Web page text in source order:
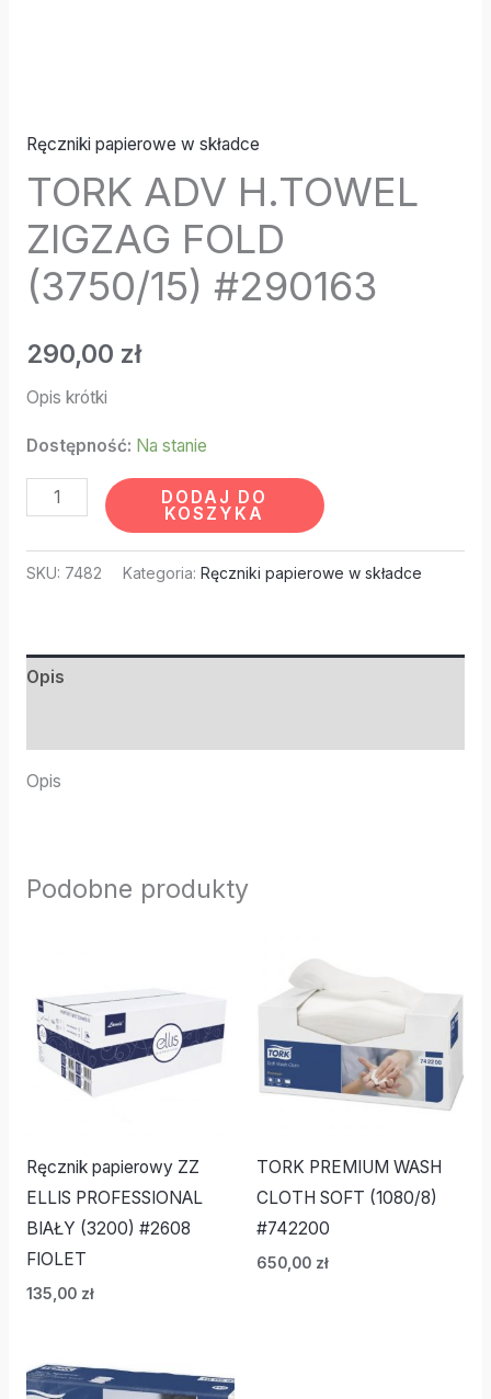
Ręczniki papierowe w składce
TORK ADV H.TOWEL
ZIGZAG FOLD
(3750/15) #290163
290,00 zł
Opis krótki
Dostępność: Na stanie
DODAJ DO
KOSZYKA
SKU: 7482 Kategoria: Ręczniki papierowe w składce
Opis
Opis
Podobne produkty
Ręcznik papierowy ZZ
ELLIS PROFESSIONAL
BIAŁY (3200) #2608
FIOLET
135,00 zł
TORK PREMIUM WASH
CLOTH SOFT (1080/8)
#742200
650,00 zł